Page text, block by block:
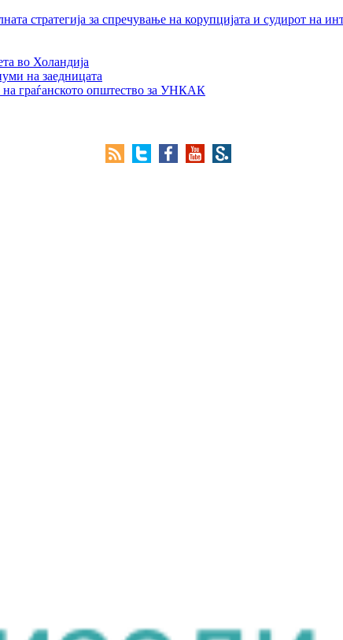
стратегија за спречување на корупцијата и судирот на
во Холандија
на заедницата
граѓанското општество за УНКАК